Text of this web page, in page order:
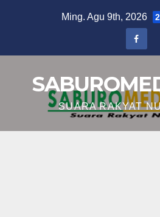
Ming. Agu 9th, 2026
SUARA RAKYAT